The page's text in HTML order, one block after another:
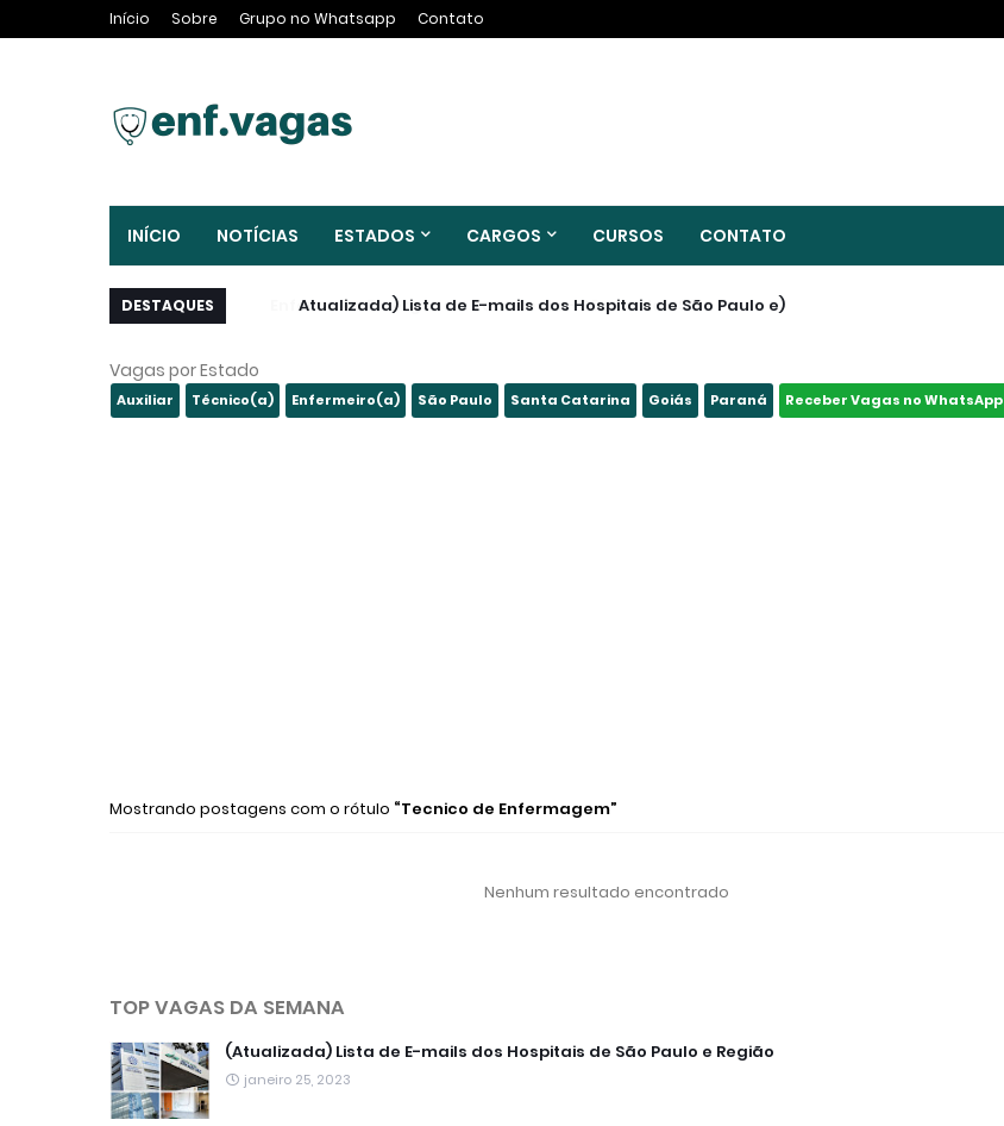
Início Sobre Grupo no Whatsapp Contato
INÍCIO NOTÍCIAS ESTADOS CARGOS CURSOS CONTATO
DESTAQUES
(Atualizada) Lista de E-mails dos Hospitais de São Paulo e
Vagas por Estado
Auxiliar Técnico(a) Enfermeiro(a) São Paulo Santa Catarina Goiás Paraná Receber Vagas no WhatsApp
Mostrando postagens com o rótulo Tecnico de Enfermagem
Nenhum resultado encontrado
TOP VAGAS DA SEMANA
(Atualizada) Lista de E-mails dos Hospitais de São Paulo e Região
janeiro 25, 2023